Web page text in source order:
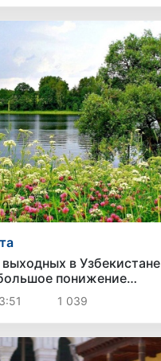
в Узбекистане
понижение
1 039